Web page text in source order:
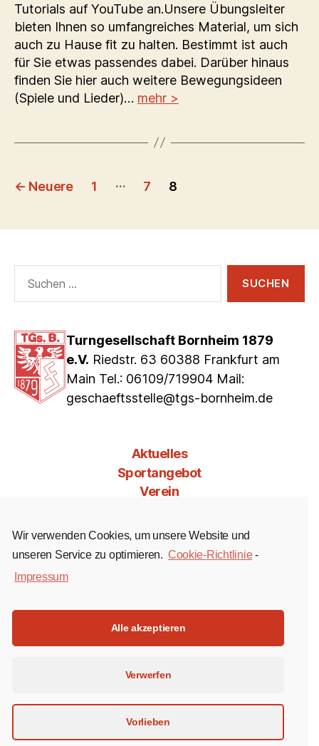
Tutorials auf YouTube an.Unsere Übungsleiter
bieten Ihnen so umfangreiches Material, um sich
auch zu Hause fit zu halten. Bestimmt ist auch
für Sie etwas passendes dabei. Darüber hinaus
finden Sie hier auch weitere Bewegungsideen
(Spiele und Lieder)… mehr >
Seitennummerierung
Beiträge
← Neuere 1 … 7 8
Turngesellschaft Bornheim 1879
e.V. Riedstr. 63 60388 Frankfurt am
Main Tel.: 06109/719904 Mail:
geschaeftsstelle@tgs-bornheim.de
nach:
Aktuelles
Sportangebot
Verein
Jobs & Co
Kontakt
Facebook Instagram YouTube
Impressum
Cookie-Richtlinie (EU)
Wir verwenden Cookies, um unsere Website und
unseren Service zu optimieren. Cookie-Richtlinie-
Impressum
Alle akzeptieren
Verwerfen
Vorlieben